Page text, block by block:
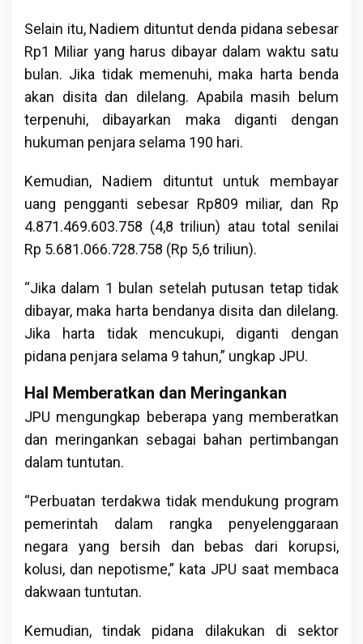
Selain itu, Nadiem dituntut denda pidana sebesar
Rp1 Miliar yang harus dibayar dalam waktu satu
bulan. Jika tidak memenuhi, maka harta benda
akan disita dan dilelang. Apabila masih belum
terpenuhi, dibayarkan maka diganti dengan
hukuman penjara selama 190 hari.
Kemudian, Nadiem dituntut untuk membayar
uang pengganti sebesar Rp809 miliar, dan Rp
4.871.469.603.758 (4,8 triliun) atau total senilai
Rp 5.681.066.728.758 (Rp 5,6 triliun).
“Jika dalam 1 bulan setelah putusan tetap tidak
dibayar, maka harta bendanya disita dan dilelang.
Jika harta tidak mencukupi, diganti dengan
pidana penjara selama 9 tahun,” ungkap JPU.
Hal Memberatkan dan Meringankan
JPU mengungkap beberapa yang memberatkan
dan meringankan sebagai bahan pertimbangan
dalam tuntutan.
“Perbuatan terdakwa tidak mendukung program
pemerintah dalam rangka penyelenggaraan
negara yang bersih dan bebas dari korupsi,
kolusi, dan nepotisme,” kata JPU saat membaca
dakwaan tuntutan.
Kemudian, tindak pidana dilakukan di sektor